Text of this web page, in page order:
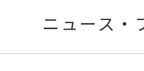
ニュース・